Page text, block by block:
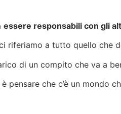
essere responsabili con gli
riferiamo a tutto quello che
di un compito che va a
pensare che c’è un mondo